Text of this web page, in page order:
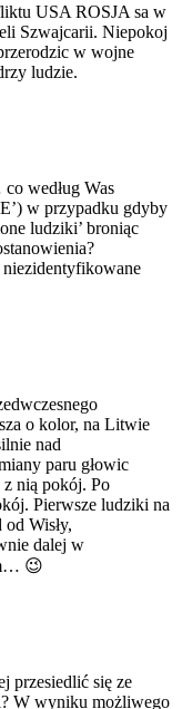
USA ROSJA sa w
Szwajcarii. Niepokoj
w wojne
ludzie.
według Was
w przypadku gdyby
ludziki’ broniąc
niezidentyfikowane
o kolor, na Litwie
nad
paru głowic
nią pokój. Po
Pierwsze ludziki na
Wisły,
dalej w
😉
przesiedlić się ze
W wyniku możliwego